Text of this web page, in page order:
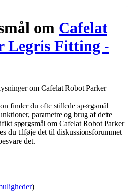
om Cafelat
Legris Fitting -
om Cafelat Robot Parker
finder du ofte stillede spørgsmål
parametre og brug af dette
spørgsmål om Cafelat Robot Parker
du tilføje det til diskussionsforummet
det.
)